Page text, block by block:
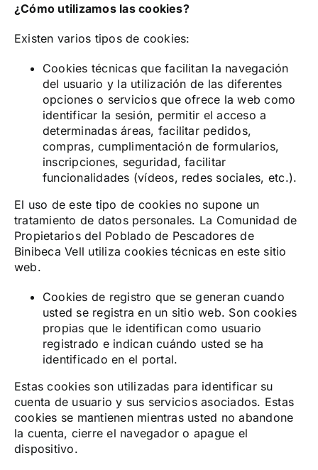
¿Cómo utilizamos las cookies?
Existen varios tipos de cookies:
Cookies técnicas que facilitan la navegación
del usuario y la utilización de las diferentes
opciones o servicios que ofrece la web como
identificar la sesión, permitir el acceso a
determinadas áreas, facilitar pedidos,
compras, cumplimentación de formularios,
inscripciones, seguridad, facilitar
funcionalidades (vídeos, redes sociales, etc.).
El uso de este tipo de cookies no supone un
tratamiento de datos personales. La Comunidad de
Propietarios del Poblado de Pescadores de
Binibeca Vell utiliza cookies técnicas en este sitio
web.
Cookies de registro que se generan cuando
usted se registra en un sitio web. Son cookies
propias que le identifican como usuario
registrado e indican cuándo usted se ha
identificado en el portal.
Estas cookies son utilizadas para identificar su
cuenta de usuario y sus servicios asociados. Estas
cookies se mantienen mientras usted no abandone
la cuenta, cierre el navegador o apague el
dispositivo.